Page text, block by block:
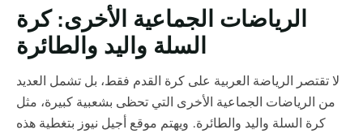
الرياضات الجماعية الأخرى: كرة
السلة واليد والطائرة
لا تقتصر الرياضة العربية على كرة القدم فقط، بل تشمل العديد
من الرياضات الجماعية الأخرى التي تحظى بشعبية كبيرة، مثل
كرة السلة واليد والطائرة. ويهتم موقع أجيل نيوز بتغطية هذه